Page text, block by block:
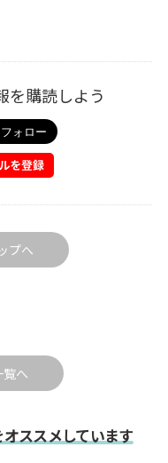
を購読しよう
プへ
覧へ
ススメしています